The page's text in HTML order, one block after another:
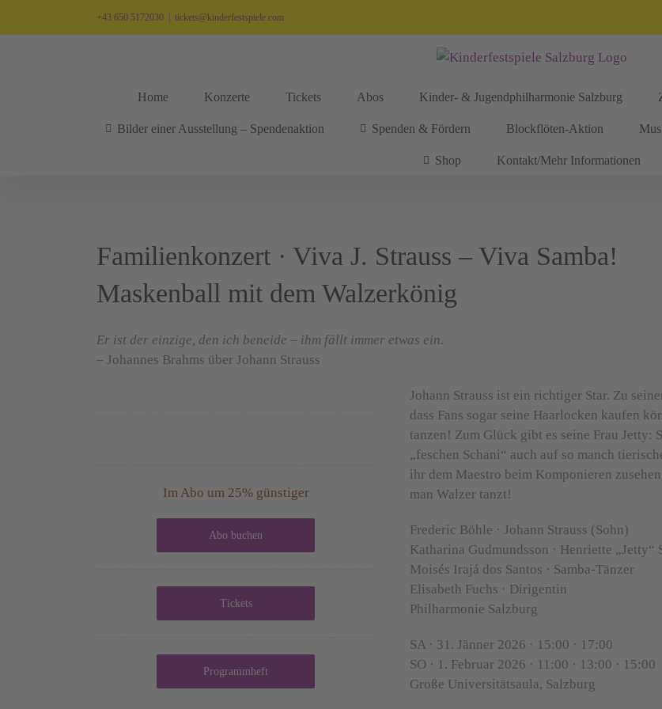
+43 650 5172030 tickets@kinderfestspiele.com
Home Konzerte Tickets Abos Kinder- & Jugendphilharmonie Salzburg
Bilder einer Ausstellung – Spendenaktion Spenden & Fördern Blockflöten-Aktion
Shop Kontakt/Mehr Informationen
Familienkonzert · Viva J. Strauss – Viva Samba!
Maskenball mit dem Walzerkönig
Er ist der einzige, den ich beneide – ihm fällt immer etwas ein.
– Johannes Brahms über Johann Strauss
Im Abo um 25% günstiger
Abo buchen
Tickets
Programmheft
Johann Strauss ist ein richtiger Star. Zu
dass Fans sogar seine Haarlocken kaufen
tanzen! Zum Glück gibt es seine Frau Jetty:
„feschen Schani“ auch auf so manch
ihr dem Maestro beim Komponieren
man Walzer tanzt!
Frederic Böhle · Johann Strauss (Sohn)
Katharina Gudmundsson · Henriette „Jetty“
Moisés Irajá dos Santos · Samba-Tänzer
Elisabeth Fuchs · Dirigentin
Philharmonie Salzburg
SA · 31. Jänner 2026 · 15:00 · 17:00
SO · 1. Februar 2026 · 11:00 · 13:00 · 15:00
Große Universitätsaula, Salzburg